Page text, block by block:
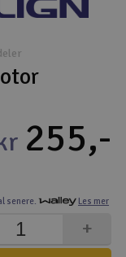
senere. Les mer
255,-
+